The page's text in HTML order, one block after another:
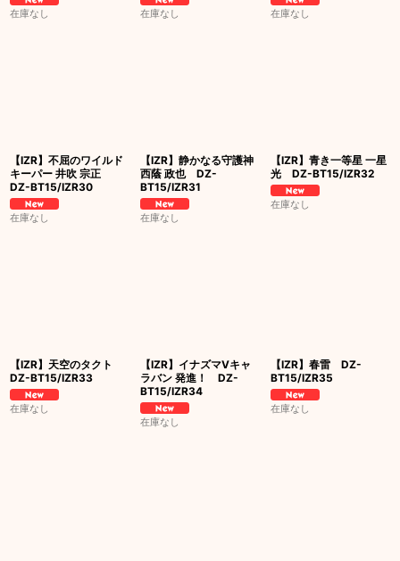
在庫なし 在庫なし 在庫なし
【IZR】不屈のワイルド
キーパー 井吹 宗正
DZ-BT15/IZR30
在庫なし
【IZR】静かなる守護神
西蔭 政也 DZ-
BT15/IZR31
在庫なし
【IZR】青き一等星 一星
光 DZ-BT15/IZR32
在庫なし
【IZR】天空のタクト
DZ-BT15/IZR33
在庫なし
【IZR】イナズマVキャ
ラバン 発進！ DZ-
BT15/IZR34
在庫なし
【IZR】春雷 DZ-
BT15/IZR35
在庫なし